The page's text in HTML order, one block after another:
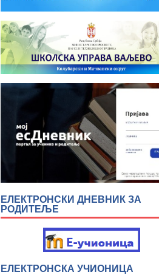
ЕЛЕКТРОНСКИ ДНЕВНИК ЗА
РОДИТЕЉЕ
ЕЛЕКТРОНСКА УЧИОНИЦА